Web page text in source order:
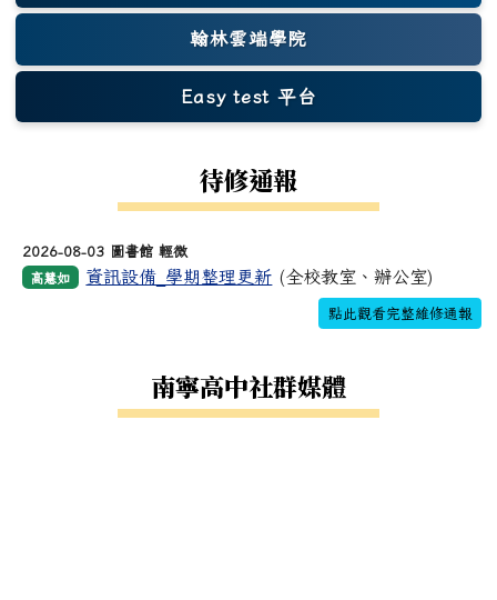
翰林雲端學院
Easy test 平台
(另開新視窗)
待修通報
2026-08-03 圖書館 輕微
高慧如 資訊設備_學期整理更新 (全校教室、辦公室)
點此觀看完整維修通報
南寧高中社群媒體